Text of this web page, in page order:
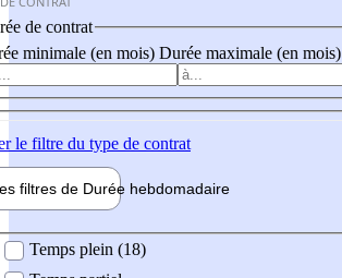
de contrat
minimale (en mois) Durée maximale (en mois)
le filtre du type de contrat
filtres de Durée hebdomadaire
Temps plein (18)